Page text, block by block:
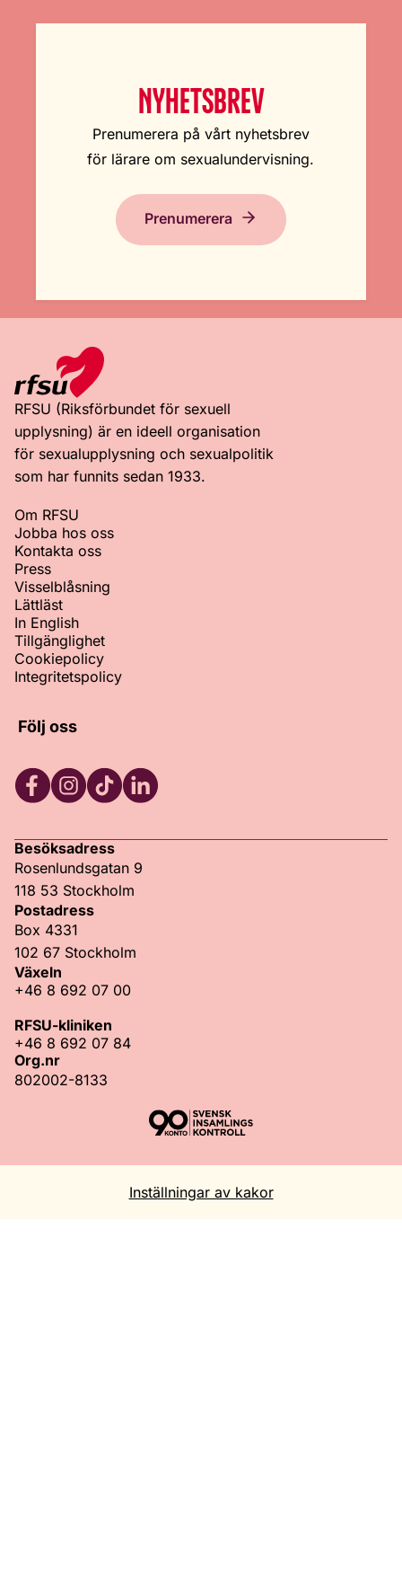
NYHETSBREV
Prenumerera på vårt nyhetsbrev
för lärare om sexualundervisning.
Prenumerera
RFSU (Riksförbundet för sexuell
upplysning) är en ideell organisation
för sexualupplysning och sexualpolitik
som har funnits sedan 1933.
Om RFSU
Jobba hos oss
Kontakta oss
Press
Visselblåsning
Lättläst
In English
Tillgänglighet
Cookiepolicy
Integritetspolicy
Följ oss
Besöksadress
Rosenlundsgatan 9
118 53 Stockholm
Postadress
Box 4331
102 67 Stockholm
Växeln
+46 8 692 07 00
RFSU-kliniken
+46 8 692 07 84
Org.nr
802002-8133
Inställningar av kakor